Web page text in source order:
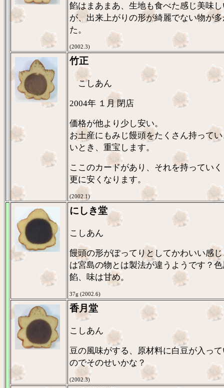
餡はまあまあ、生地も食べた感じ美味
が、出来上がりの形が綺麗でない物が
た。
(2002.3)
竹正
こしあん
2004年 １月 閉店
価格が他より少し安い。
お土産にもみじ饅頭をたくさん持って
いとき、重宝します。
ここのカードがあり、それを持ってい
更に安くなります。
(2002.1)
にしき堂
こしあん
饅頭の形がぽってりとしてかわいい感
は宮島の物とは製法が違うようです？
餡、味は甘め。
37g (2002.6)
香月堂
こしあん
豆の風味がする、原材料に白豆が入っ
のでそのせいかな？
(2002.3)